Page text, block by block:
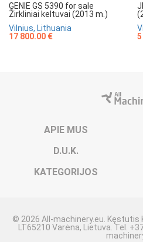
GENIE GS 5390 for sale
Žirkliniai keltuvai (2013 m.)
Vilnius, Lithuania
17 800.00 €
APIE MUS
D.U.K.
KATEGORIJOS
© 2026 All-machinery.eu. Kęstutis
LT65210 Varėna, Lietuva. Tel.